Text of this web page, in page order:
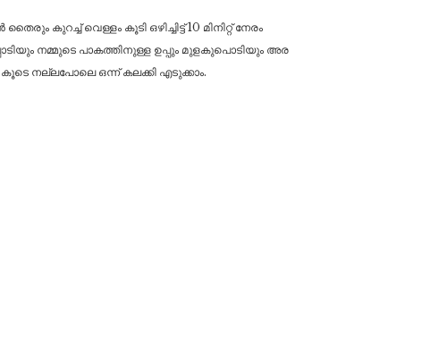
വെള്ളം കൂടി ഒഴിച്ചിട്ട് 10 മിനിറ്റ് നേരം
നമ്മുടെ പാകത്തിനുള്ള ഉപ്പും മുളകുപൊടിയും അര
നല്ലപോലെ ഒന്ന് കലക്കി എടുക്കാം.